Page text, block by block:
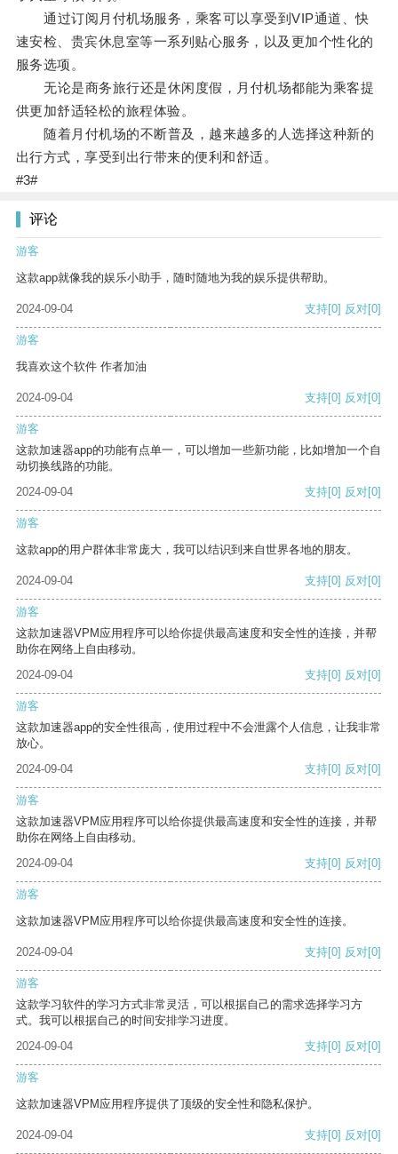
通过订阅月付机场服务，乘客可以享受到VIP通道、快
速安检、贵宾休息室等一系列贴心服务，以及更加个性化的
服务选项。
无论是商务旅行还是休闲度假，月付机场都能为乘客提
供更加舒适轻松的旅程体验。
随着月付机场的不断普及，越来越多的人选择这种新的
出行方式，享受到出行带来的便利和舒适。
#3#
评论
游客
这款app就像我的娱乐小助手，随时随地为我的娱乐提供帮助。
2024-09-04 支持[0] 反对[0]
游客
我喜欢这个软件 作者加油
2024-09-04 支持[0] 反对[0]
游客
这款加速器app的功能有点单一，可以增加一些新功能，比如增加一个自
动切换线路的功能。
2024-09-04
支持[0] 反对[0]
游客
这款app的用户群体非常庞大，我可以结识到来自世界各地的朋友。
2024-09-04 支持[0] 反对[0]
游客
这款加速器VPM应用程序可以给你提供最高速度和安全性的连接，并帮
助你在网络上自由移动。
2024-09-04
支持[0] 反对[0]
游客
这款加速器app的安全性很高，使用过程中不会泄露个人信息，让我非常
放心。
2024-09-04
支持[0] 反对[0]
游客
这款加速器VPM应用程序可以给你提供最高速度和安全性的连接，并帮
助你在网络上自由移动。
2024-09-04
支持[0] 反对[0]
游客
这款加速器VPM应用程序可以给你提供最高速度和安全性的连接。
2024-09-04 支持[0] 反对[0]
游客
这款学习软件的学习方式非常灵活，可以根据自己的需求选择学习方
式。我可以根据自己的时间安排学习进度。
2024-09-04
支持[0] 反对[0]
游客
这款加速器VPM应用程序提供了顶级的安全性和隐私保护。
2024-09-04 支持[0] 反对[0]